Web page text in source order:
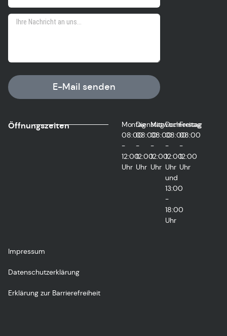
E-Mail senden
Öffnungszeiten
Montag
08:00
-
12:00
Uhr
Dienstag
08:00
-
12:00
Uhr
Mittwoch
08:00
-
12:00
Uhr
Donnerstag
08:00
-
12:00
Uhr
und
13:00
-
18:00
Uhr
Freitag
08:00
-
12:00
Uhr
Impressum
Datenschutzerklärung
Erklärung zur Barrierefreiheit